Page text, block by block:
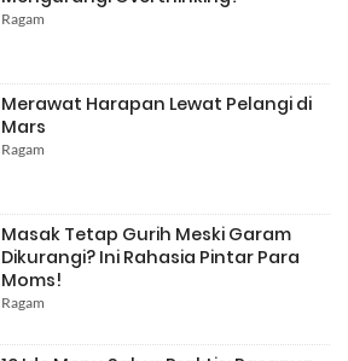
Ragam
Merawat Harapan Lewat Pelangi di
Mars
Ragam
Masak Tetap Gurih Meski Garam
Dikurangi? Ini Rahasia Pintar Para
Moms!
Ragam